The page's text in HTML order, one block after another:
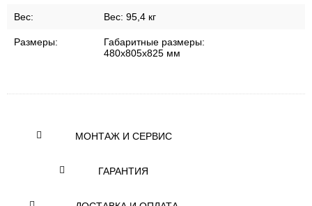
Вес: Вес: 95,4 кг
Размеры:
Габаритные размеры:
480х805х825 мм
МОНТАЖ И СЕРВИС
ГАРАНТИЯ